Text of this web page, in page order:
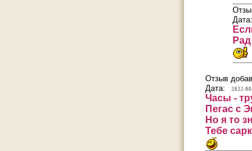
Дата:
Отзыв
Дата:
2022-
Часы -
Пегас с
Но я то
Тебе